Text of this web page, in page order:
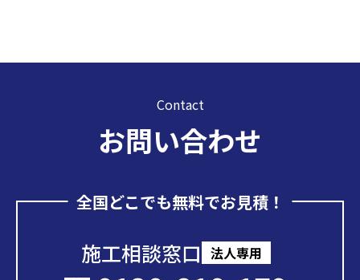
Contact
お問い合わせ
全国どこでも無料でお見積！
施工相談窓口 法人専用